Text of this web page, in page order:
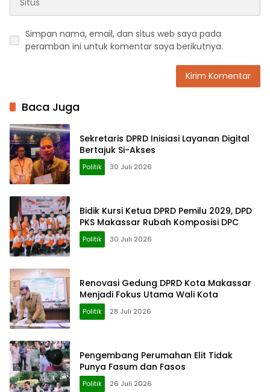
Simpan nama, email, dan situs web saya pada
peramban ini untuk komentar saya berikutnya.
Baca Juga
Sekretaris DPRD Inisiasi Layanan Digital
Bertajuk Si-Akses
Politik 30 Juli 2026
Bidik Kursi Ketua DPRD Pemilu 2029, DPD
PKS Makassar Rubah Komposisi DPC
Politik 30 Juli 2026
Renovasi Gedung DPRD Kota Makassar
Menjadi Fokus Utama Wali Kota
Politik 28 Juli 2026
Pengembang Perumahan Elit Tidak
Punya Fasum dan Fasos
Politik 26 Juli 2026